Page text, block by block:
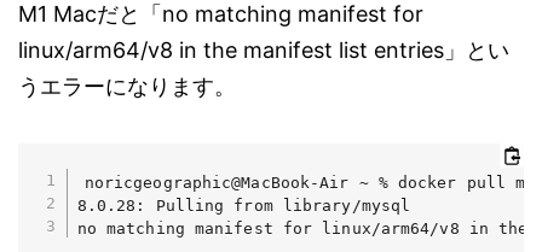
M1 Macだと「no matching manifest for
linux/arm64/v8 in the manifest list entries」とい
うエラーになります。
noricgeographic@MacBook-Air ~ % docker pull
8.0.28: Pulling from library/mysql
no matching manifest for linux/arm64/v8 in